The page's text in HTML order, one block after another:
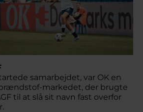
samarbejdet, var OK en
markedet, der brugte
til at slå sit navn fast overfor